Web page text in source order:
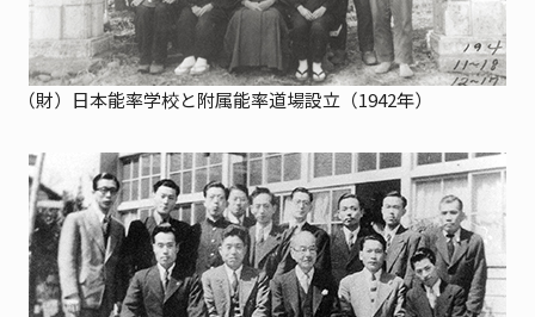
（財）日本能率学校と附属能率道場設立（1942年）